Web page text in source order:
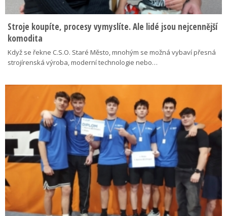
Stroje koupíte, procesy vymyslíte. Ale lidé jsou nejcennější
komodita
Když se řekne C.S.O. Staré Město, mnohým se možná vybaví přesná
strojírenská výroba, moderní technologie nebo…